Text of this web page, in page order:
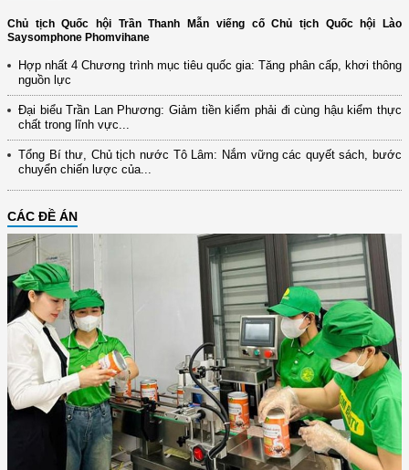
Chủ tịch Quốc hội Trần Thanh Mẫn viếng cố Chủ tịch Quốc hội Lào
Saysomphone Phomvihane
Hợp nhất 4 Chương trình mục tiêu quốc gia: Tăng phân cấp, khơi thông
nguồn lực
Đại biểu Trần Lan Phương: Giảm tiền kiểm phải đi cùng hậu kiểm thực
chất trong lĩnh vực...
Tổng Bí thư, Chủ tịch nước Tô Lâm: Nắm vững các quyết sách, bước
chuyển chiến lược của...
CÁC ĐỀ ÁN